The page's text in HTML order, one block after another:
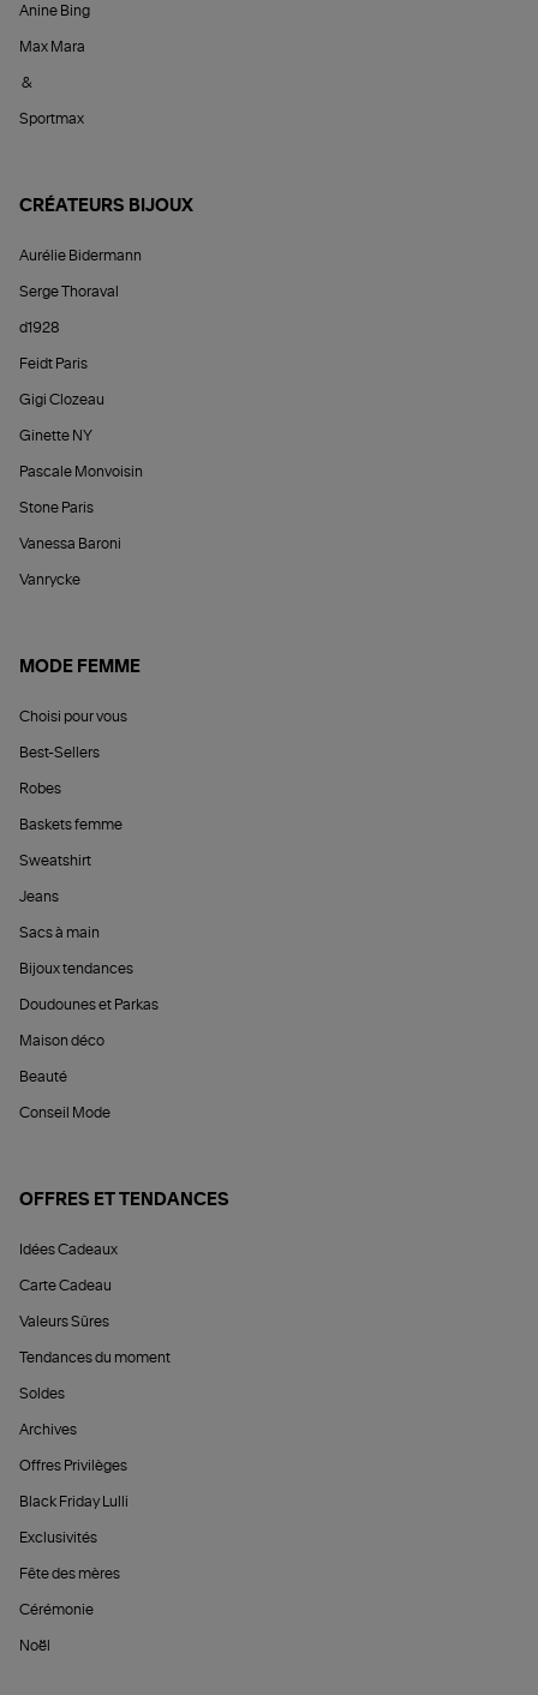
Anine Bing
Max Mara
&
Sportmax
CRÉATEURS BIJOUX
Aurélie Bidermann
Serge Thoraval
d1928
Feidt Paris
Gigi Clozeau
Ginette NY
Pascale Monvoisin
Stone Paris
Vanessa Baroni
Vanrycke
MODE FEMME
Choisi pour vous
Best-Sellers
Robes
Baskets femme
Sweatshirt
Jeans
Sacs à main
Bijoux tendances
Doudounes et Parkas
Maison déco
Beauté
Conseil Mode
OFFRES ET TENDANCES
Idées Cadeaux
Carte Cadeau
Valeurs Sûres
Tendances du moment
Soldes
Archives
Offres Privilèges
Black Friday Lulli
Exclusivités
Fête des mères
Cérémonie
Noël